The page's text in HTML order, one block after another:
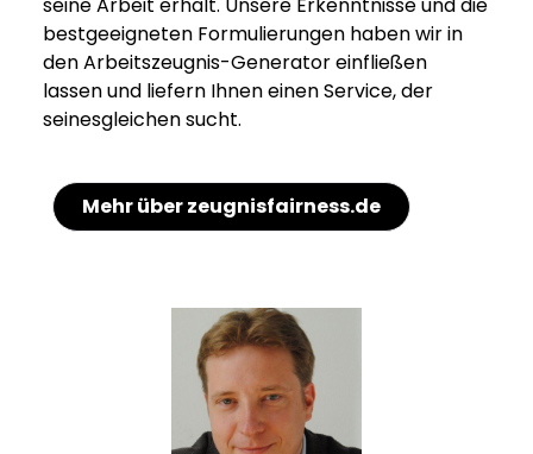
seine Arbeit erhält. Unsere Erkenntnisse und die
bestgeeigneten Formulierungen haben wir in
den Arbeitszeugnis-Generator einfließen
lassen und liefern Ihnen einen Service, der
seinesgleichen sucht.
Mehr über zeugnisfairness.de